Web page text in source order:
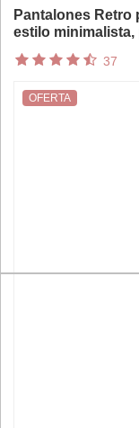
Pantalones Retro
estilo
mujer
37
OFERTA